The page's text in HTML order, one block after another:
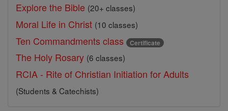
Explore the Bible (20+ classes)
Moral Life in Christ (10 classes)
Ten Commandments class Certificate
The Holy Rosary (6 classes)
RCIA - Rite of Christian Initiation for Adults
(Students & Catechists)